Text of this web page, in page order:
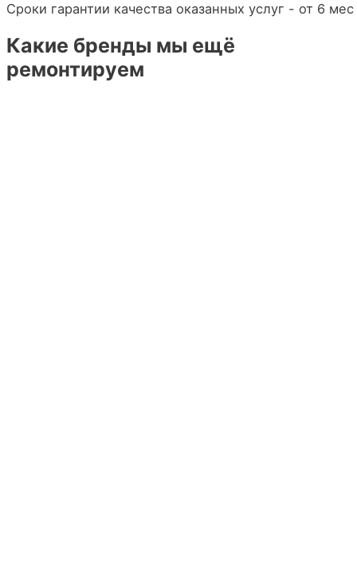
Сроки гарантии качества оказанных услуг - от 6 мес
Какие бренды мы ещё
ремонтируем